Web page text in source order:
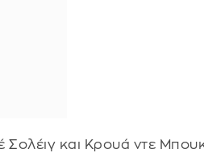
Σολέιγ και Κρουά ντε